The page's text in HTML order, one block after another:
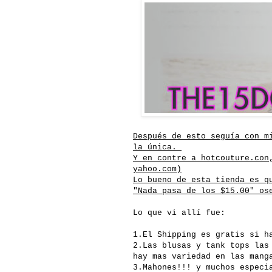
Después de esto seguía con
la única .
Y en contre a hotcouture.con
yahoo.com )
Lo bueno de esta tienda es
"Nada pasa de los $15.00"
Lo que vi allí fue:
1.El Shipping es gratis si
2.Las blusas y tank tops las
hay mas variedad en las
3.Mahones!!! y muchos